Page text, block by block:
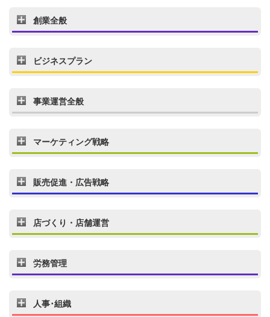
創業全般
ビジネスプラン
事業運営全般
マーケティング戦略
販売促進・広告戦略
店づくり・店舗運営
労務管理
人事･組織